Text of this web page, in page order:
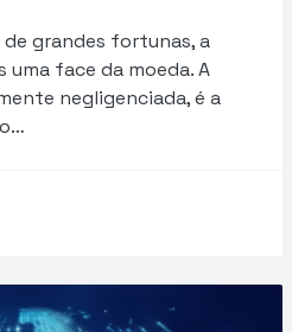
grandes fortunas, a
face da moeda. A
negligenciada, é a